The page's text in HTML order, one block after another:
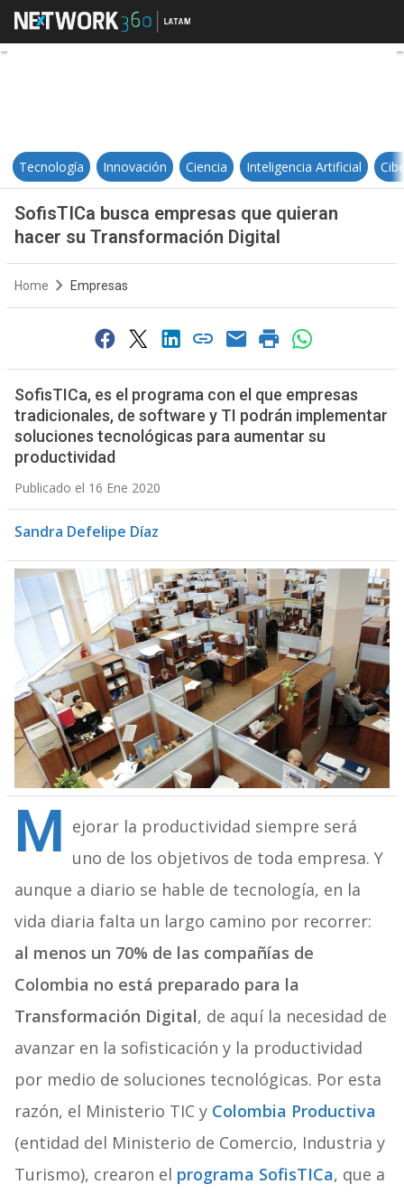
SofisTICa busca empresas que
Tecnología Innovación Ciencia Inteligencia Artificial
SofisTICa busca empresas que quieran
hacer su Transformación Digital
Home Empresas
SofisTICa, es el programa con el que empresas
tradicionales, de software y TI podrán implementar
soluciones tecnológicas para aumentar su
productividad
Publicado el 16 Ene 2020
Sandra Defelipe Díaz
M ejorar la productividad siempre será
uno de los objetivos de toda empresa. Y
aunque a diario se hable de tecnología, en la
vida diaria falta un largo camino por recorrer:
al menos un 70% de las compañías de
Colombia no está preparado para la
Transformación Digital, de aquí la necesidad de
avanzar en la sofisticación y la productividad
por medio de soluciones tecnológicas. Por esta
razón, el Ministerio TIC y Colombia Productiva
(entidad del Ministerio de Comercio, Industria y
Turismo), crearon el programa SofisTICa, que a